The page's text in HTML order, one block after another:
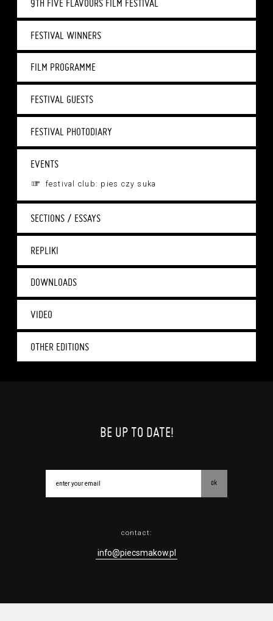
9TH FIVE FLAVOURS FILM FESTIVAL
FESTIVAL WINNERS
FILM PROGRAMME
FESTIVAL GUESTS
FESTIVAL PHOTODIARY
EVENTS
festival club: pies czy suka
SECTIONS / ESSAYS
REPLIKI
DOWNLOADS
VIDEO
OTHER EDITIONS
BE UP TO DATE!
ok
contact:
info@piecsmakow.pl